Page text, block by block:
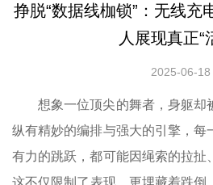
挣脱“数据线枷锁”：无线充
人展现真正“
2025-06-18
想象一位顶尖的舞者，身躯却
纵有精妙的编排与强大的引擎，每
有力的跳跃，都可能因绳索的拉扯
这不仅限制了表现，更埋藏着跌